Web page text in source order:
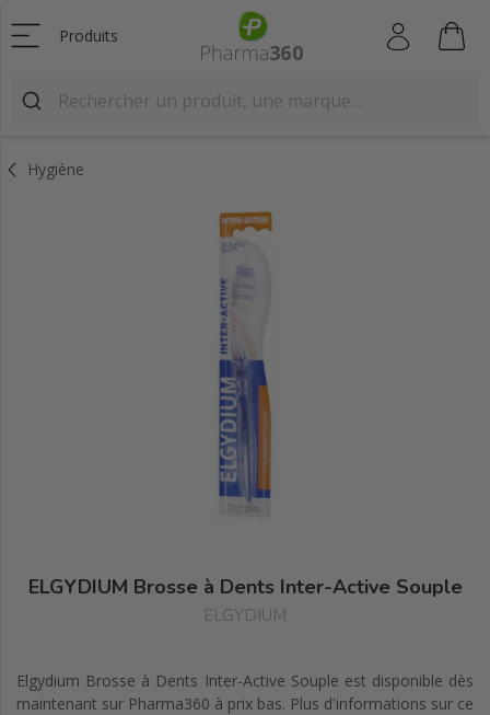
Produits
Hygiène
ELGYDIUM Brosse à Dents Inter-Active Souple
ELGYDIUM
Elgydium Brosse à Dents Inter-Active Souple est disponible dès
maintenant sur Pharma360 à prix bas. Plus d'informations sur ce